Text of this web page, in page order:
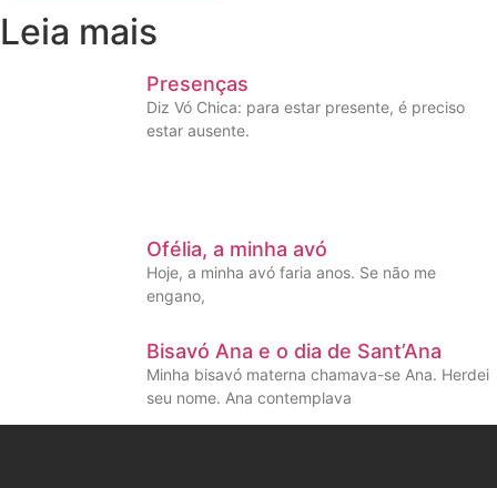
Leia mais
Presenças
Diz Vó Chica: para estar presente, é preciso
estar ausente.
Ofélia, a minha avó
Hoje, a minha avó faria anos. Se não me
engano,
Bisavó Ana e o dia de Sant’Ana
Minha bisavó materna chamava-se Ana. Herdei
seu nome. Ana contemplava